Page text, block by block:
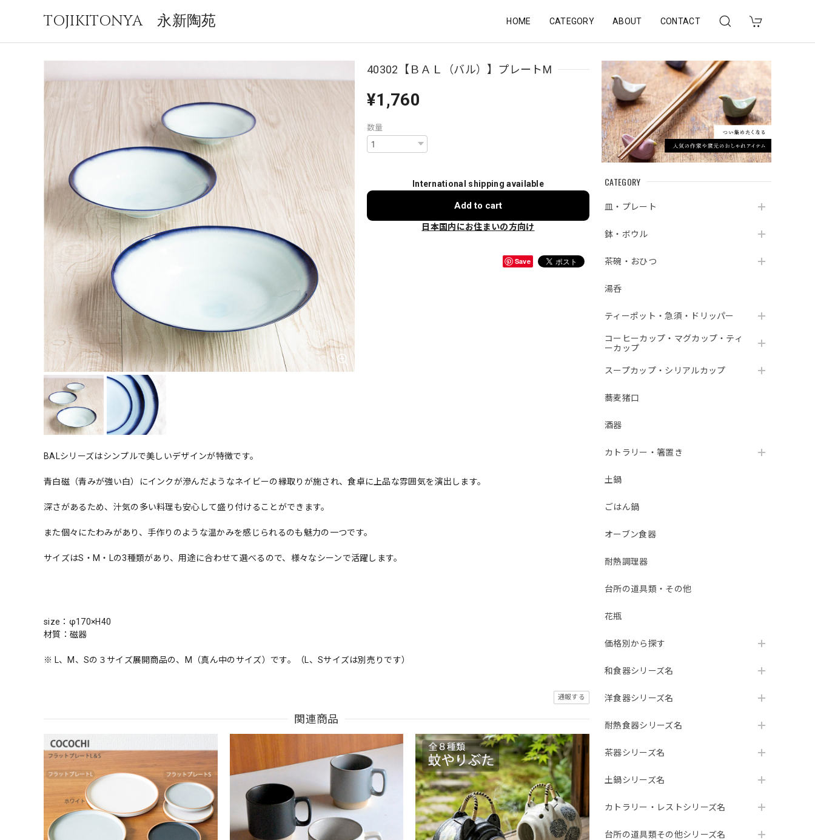
TOJIKITONYA 永新陶苑 HOME CATEGORY ABOUT CONTACT
CATEGORY
皿・プレート
鉢・ボウル
茶碗・おひつ
湯呑
ティーポット・急須・ドリッパー
コーヒーカップ・マグカップ・ティ
ーカップ
スープカップ・シリアルカップ
蕎麦猪口
酒器
カトラリー・箸置き
土鍋
ごはん鍋
オーブン食器
耐熱調理器
台所の道具類・その他
花瓶
価格別から探す
和食器シリーズ名
洋食器シリーズ名
耐熱食器シリーズ名
茶器シリーズ名
土鍋シリーズ名
カトラリー・レストシリーズ名
台所の道具類その他シリーズ名
40302【ＢＡＬ（バル）】プレートM
¥1,760
数量
International shipping available
Add to cart
日本国内にお住まいの方向け
Save
BALシリーズはシンプルで美しいデザインが特徴です。
青白磁（青みが強い白）にインクが滲んだようなネイビーの縁取りが施され、食卓に上品な雰囲気を演出します。
深さがあるため、汁気の多い料理も安心して盛り付けることができます。
また個々にたわみがあり、手作りのような温かみを感じられるのも魅力の一つです。
サイズはS・M・Lの3種類があり、用途に合わせて選べるので、様々なシーンで活躍します。
size：φ170×H40
材質：磁器
※ L、M、Sの３サイズ展開商品の、M（真ん中のサイズ）です。（L、Sサイズは別売りです）
通報する
関連商品